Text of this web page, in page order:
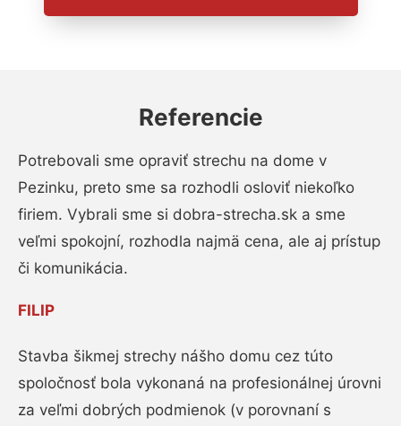
Referencie
Potrebovali sme opraviť strechu na dome v
Pezinku, preto sme sa rozhodli osloviť niekoľko
firiem. Vybrali sme si dobra-strecha.sk a sme
veľmi spokojní, rozhodla najmä cena, ale aj prístup
či komunikácia.
FILIP
Stavba šikmej strechy nášho domu cez túto
spoločnosť bola vykonaná na profesionálnej úrovni
za veľmi dobrých podmienok (v porovnaní s